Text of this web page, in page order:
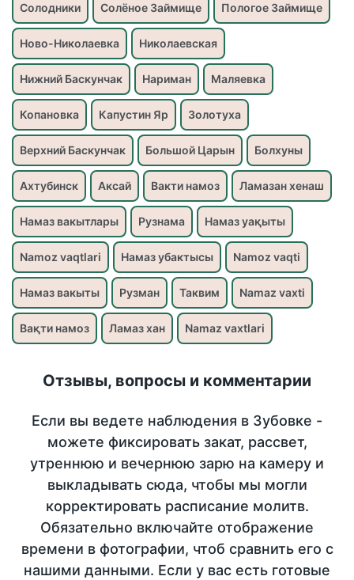
Солодники Солёное Займище Пологое Займище
Ново-Николаевка Николаевская
Нижний Баскунчак Нариман Маляевка
Копановка Капустин Яр Золотуха
Верхний Баскунчак Большой Царын Болхуны
Ахтубинск Аксай Вакти намоз Ламазан хенаш
Намаз вакытлары Рузнама Намаз уақыты
Namoz vaqtlari Намаз убактысы Namoz vaqti
Намаз вакыты Рузман Таквим Namaz vaxti
Вақти намоз Ламаз хан Namaz vaxtlari
Отзывы, вопросы и комментарии
Если вы ведете наблюдения в Зубовке -
можете фиксировать закат, рассвет,
утреннюю и вечернюю зарю на камеру и
выкладывать сюда, чтобы мы могли
корректировать расписание молитв.
Обязательно включайте отображение
времени в фотографии, чтоб сравнить его с
нашими данными. Если у вас есть готовые